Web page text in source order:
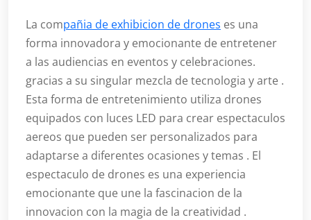
La compañia de exhibicion de drones es una
forma innovadora y emocionante de entretener
a las audiencias en eventos y celebraciones.
gracias a su singular mezcla de tecnologia y arte .
Esta forma de entretenimiento utiliza drones
equipados con luces LED para crear espectaculos
aereos que pueden ser personalizados para
adaptarse a diferentes ocasiones y temas . El
espectaculo de drones es una experiencia
emocionante que une la fascinacion de la
innovacion con la magia de la creatividad .